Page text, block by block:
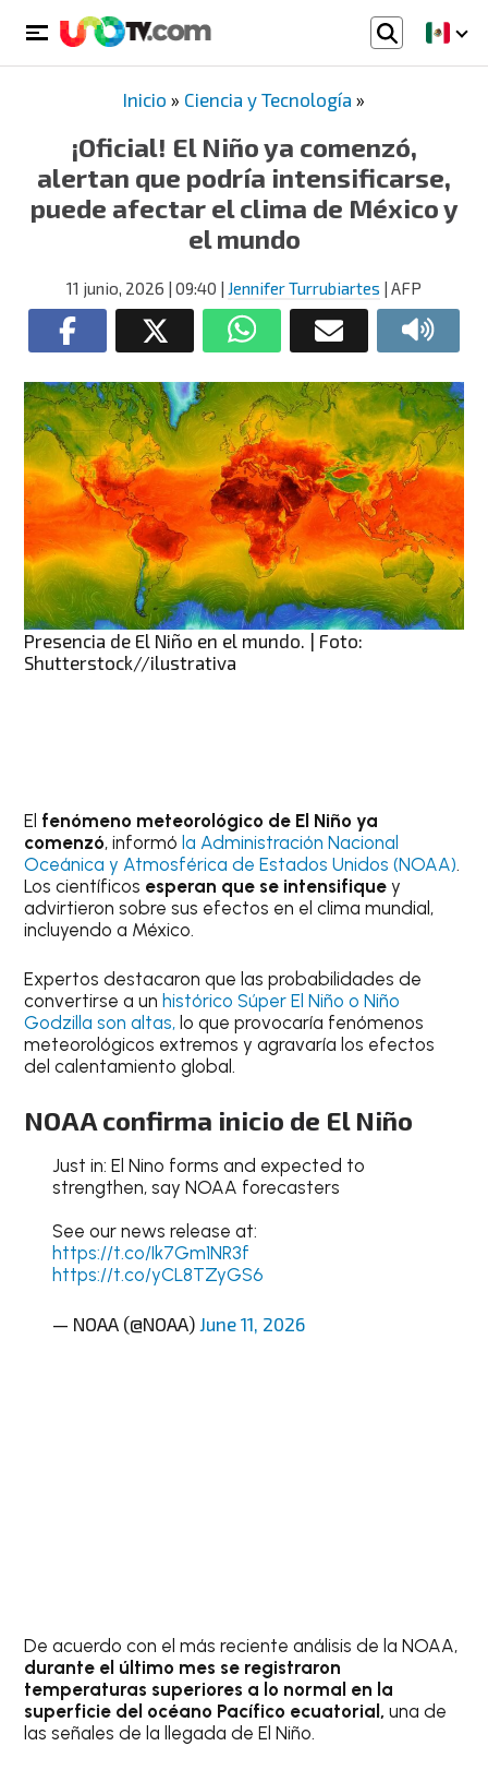
Inicio » Ciencia y Tecnología »
¡Oficial! El Niño ya comenzó,
alertan que podría intensificarse,
puede afectar el clima de México y
el mundo
11 junio, 2026 | 09:40 | Jennifer Turrubiartes | AFP
Presencia de El Niño en el mundo. | Foto:
Shutterstock//ilustrativa
El fenómeno meteorológico de El Niño ya
comenzó, informóla Administración Nacional
Oceánica y Atmosférica de Estados Unidos (NOAA).
Los científicos esperan que se intensifiquey
advirtieron sobre sus efectos en el clima mundial,
incluyendo a México.
Expertos destacaron que las probabilidades de
convertirse a un histórico Súper El Niño o Niño
Godzilla son altas, lo que provocaría fenómenos
meteorológicos extremos y agravaría los efectos
del calentamiento global.
NOAA confirma inicio de El Niño
Just in: El Nino forms and expected to
strengthen, say NOAA forecasters
See our news release at:
https://t.co/Ik7Gm1NR3f
https://t.co/yCL8TZyGS6
— NOAA (@NOAA) June 11, 2026
De acuerdo con el más reciente análisis de la NOAA,
durante el último mes se registraron
temperaturas superiores a lo normal en la
superficie del océano Pacífico ecuatorial,una de
las señales de la llegada de El Niño.